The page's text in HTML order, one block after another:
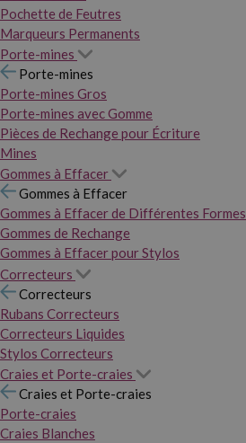
Pochette de Feutres
Marqueurs Permanents
Porte-mines
Porte-mines
Porte-mines Gros
Porte-mines avec Gomme
Pièces de Rechange pour Écriture
Mines
Gommes à Effacer
Gommes à Effacer
Gommes à Effacer de Différentes Formes
Gommes de Rechange
Gommes à Effacer pour Stylos
Correcteurs
Correcteurs
Rubans Correcteurs
Correcteurs Liquides
Stylos Correcteurs
Craies et Porte-craies
Craies et Porte-craies
Porte-craies
Craies Blanches